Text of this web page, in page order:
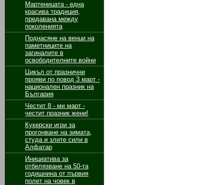
Мартеницата - една
красива традиция,
предавана между
поколенията
Поднасяне на венци на
паметниците на
загиналите в
освободителните войни
Цикъл от празнични
прояви по повод 3 март -
национален празник на
България
Честит 8 - ми март -
честит празник жени!
Кукерски игри за
прогонване на зимата,
студа и злите сили в
Алфатар
Инициатива за
отбелязване на 50-та
годишнина от първия
полет на човек в